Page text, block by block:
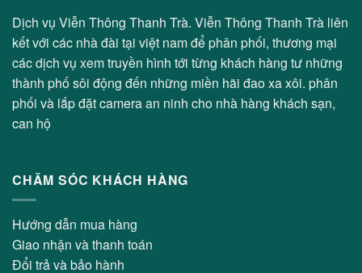
Dịch vụ Viễn Thông Thanh Trà. Viễn Thông Thanh Trà liên
kết với các nhà đài tại việt nam để phân phối, thương mại
các dịch vụ xem truyền hình tới từng khách hàng tư những
thành phố sôi động đến những miền hãi đao xa xôi. phân
phối và lắp đặt camera an ninh cho nhà hàng khách sạn,
can hộ
CHĂM SÓC KHÁCH HÀNG
Hướng dẫn mua hàng
Giao nhận và thanh toán
Đổi trả và bảo hành